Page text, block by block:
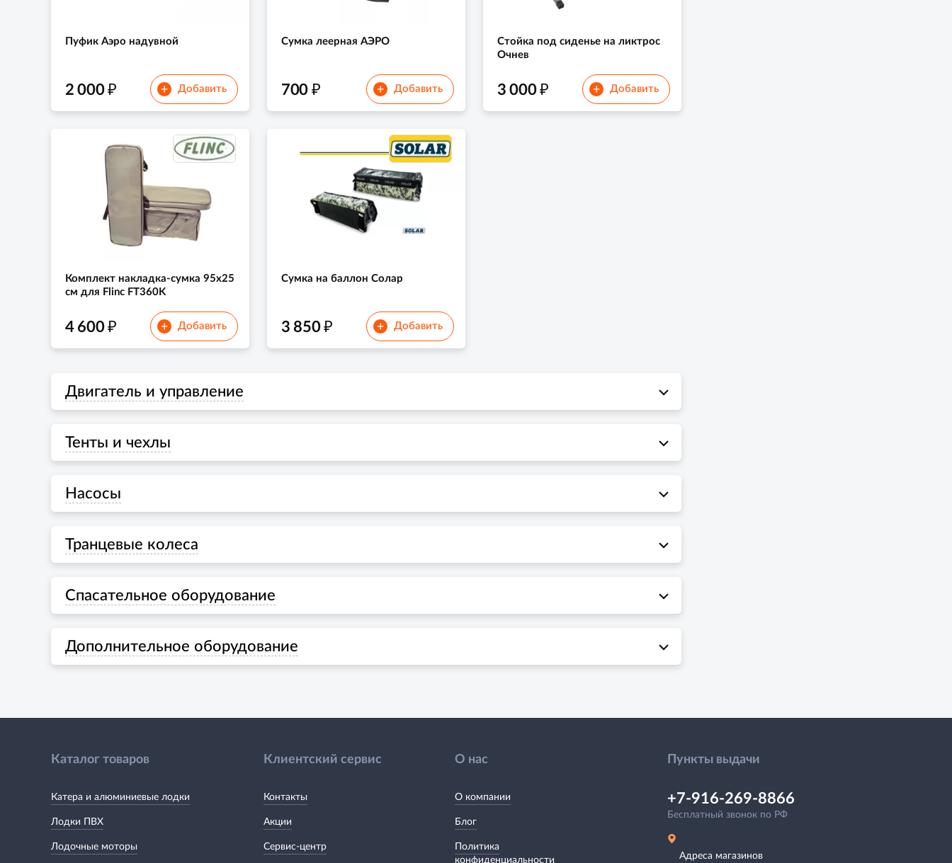
Пуфик Аэро надувной
2 000₽ + Добавить
Сумка леерная АЭРО
700 ₽ + Добавить
Стойка под сиденье на ликтрос
Очнев
3 000₽ + Добавить
Комплект накладка-сумка 95x25
см для Flinc FT360K
4 600₽ + Добавить
Сумка на баллон Солар
3 850₽ + Добавить
Двигатель и управление
Тенты и чехлы
Насосы
Транцевые колеса
Спасательное оборудование
Дополнительное оборудование
Каталог товаров
Катера и алюминиевые лодки
Лодки ПВХ
Лодочные моторы
Клиентский сервис
Контакты
Акции
Сервис-центр
О нас
О компании
Блог
Политика
конфиденциальности
Пункты выдачи
+7-916-269-8866
Бесплатный звонок по РФ
Адреса магазинов